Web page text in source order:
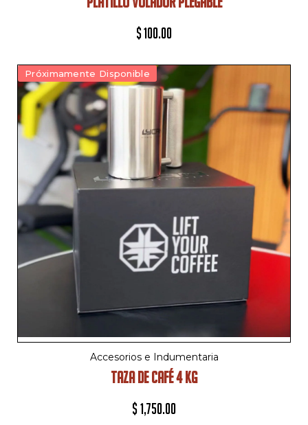
$100.00
Próximamente Disponible
Accesorios e Indumentaria
TAZA DE CAFÉ 4 KG
$1,750.00